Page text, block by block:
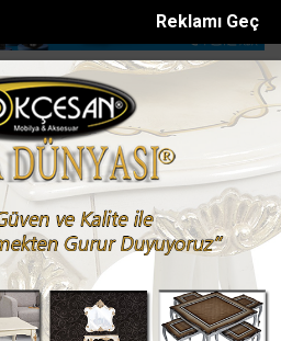
Reklamı Geç
11inc... Kahramanmaraşta
Süleyman GÖKSU
GÖKSU